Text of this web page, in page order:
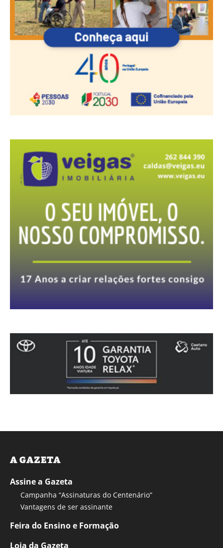
A GAZETA
Assine a Gazeta
Campanha “Assinaturas do Centenário”
Vantagens de ser assinante
Feira do Ensino e Formação
Loja da Gazeta